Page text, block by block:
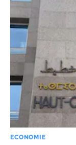
ECONOMIE